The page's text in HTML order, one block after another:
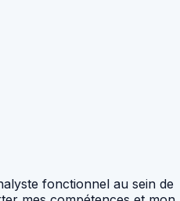
fonctionnel au sein de